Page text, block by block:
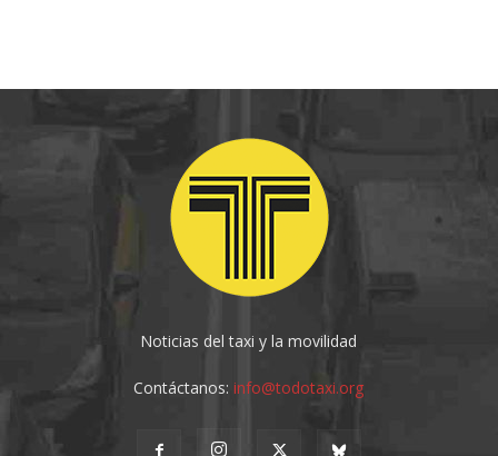
Noticias del taxi y la movilidad
Contáctanos:info@todotaxi.org